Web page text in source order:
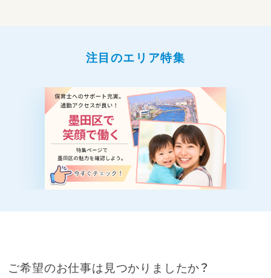
注目のエリア特集
ご希望のお仕事は見つかりましたか？